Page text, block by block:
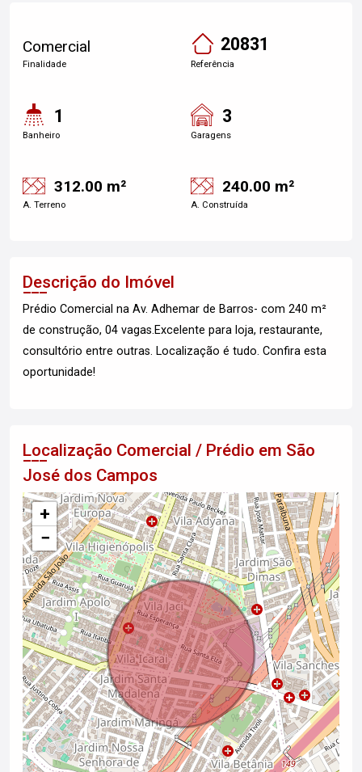
Comercial
Finalidade
20831
Referência
1
Banheiro
3
Garagens
312.00 m²
A. Terreno
240.00 m²
A. Construída
Descrição do Imóvel
Prédio Comercial na Av. Adhemar de Barros- com 240 m²
de construção, 04 vagas.Excelente para loja, restaurante,
consultório entre outras. Localização é tudo. Confira esta
oportunidade!
Localização Comercial / Prédio em São
José dos Campos
+
−